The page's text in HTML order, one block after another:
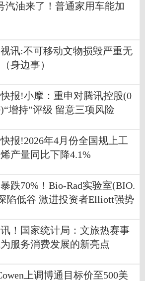
汽油来了！普通家用车能加
讯:不可移动文物损毁严重无
身边事）
报!小摩：重申对腾讯控股(0
增持”评级 留意三项风险
报!2026年4月份全国规上工
产量同比下降4.1%
跌70%！Bio-Rad实验室(BIO.
陷低谷 激进投资者Elliott强势
！国家统计局：文旅热赛事
服务消费发展的新亮点
上调博通目标价至500美